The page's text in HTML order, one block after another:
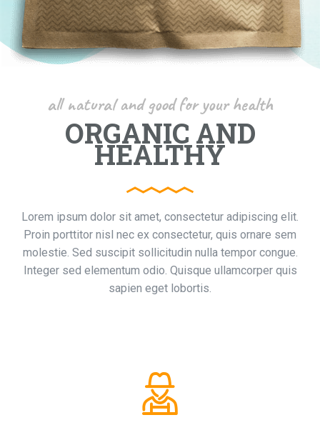
all natural and good for your health
ORGANIC AND
HEALTHY
Lorem ipsum dolor sit amet, consectetur adipiscing elit.
Proin porttitor nisl nec ex consectetur, quis ornare sem
molestie. Sed suscipit sollicitudin nulla tempor congue.
Integer sed elementum odio. Quisque ullamcorper quis
sapien eget lobortis.